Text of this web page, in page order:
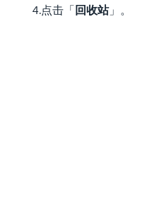
4.点击「回收站」。